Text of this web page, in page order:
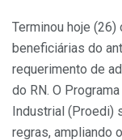
Terminou hoje
beneficiárias do
requerimento de
do RN. O
Industrial (Proedi)
regras, ampliando